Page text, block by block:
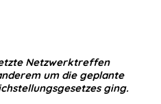
Netzwerktreffen
um die geplante
ging.